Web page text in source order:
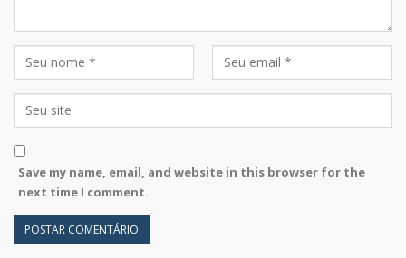
Save my name, email, and website in this browser for the
next time I comment.